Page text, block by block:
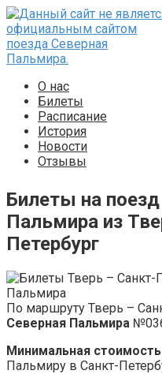
Перейти
к
контенту
О нас
Билеты
Расписание
История
Новости
Отзывы
Билеты на
Пальмира из
Петербург
По маршруту Тверь –
Северная Пальмира
Минимальная стоимость
Пальмиру в Санкт-